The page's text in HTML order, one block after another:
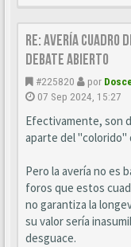
Re: AVERÍA CUADRO
DEBATE ABIERTO
#225820 por
07 Sep 2024, 15:27
Efectivamente, son
aparte del "colorido"
Pero la avería no es
foros que estos
no garantiza la
su valor sería
desguace.